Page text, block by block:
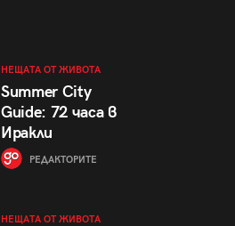
НЕЩАТА ОТ ЖИВОТА
Summer City
Guide: 72 часа в
Иракли
РЕДАКТОРИТЕ
НЕЩАТА ОТ ЖИВОТА